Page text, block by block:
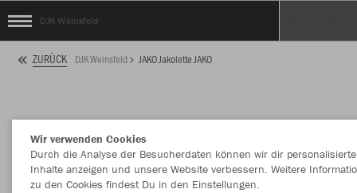
DJK Weinsfeld
ZURÜCK DJK Weinsfeld JAKO Jakolette JAKO
Wir verwenden Cookies
Durch die Analyse der Besucherdaten können wir dir personalisierte
Inhalte anzeigen und unsere Website verbessern. Weitere
zu den Cookies findest Du in den Einstellungen.